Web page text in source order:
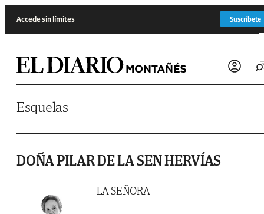
Accede sin límites Suscríbete
Esquelas
DOÑA PILAR DE LA SEN HERVÍAS
LA SEÑORA